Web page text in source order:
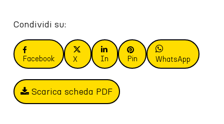
Condividi su:
Facebook X In Pin WhatsApp
Scarica scheda PDF